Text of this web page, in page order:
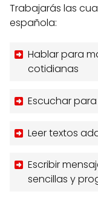
Trabajarás las
española:
Hablar para
cotidianas
Escuchar
Leer textos
Escribir
sencillas y